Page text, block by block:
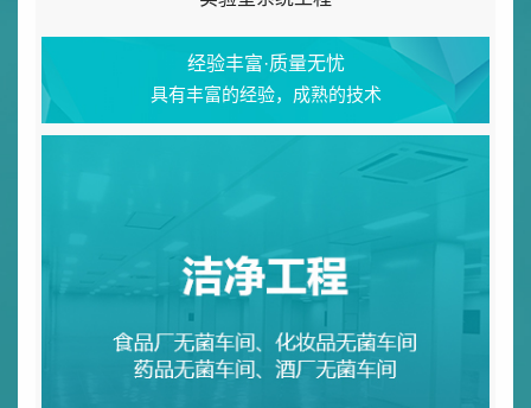
经验丰富·质量无忧
具有丰富的经验，成熟的技术